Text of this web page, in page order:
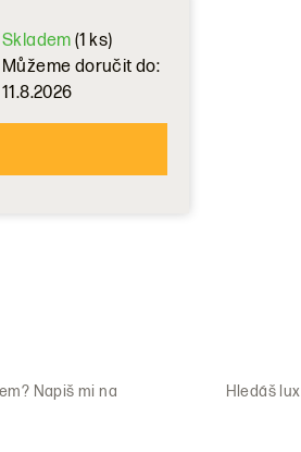
Skladem(1 ks)
Můžeme doručit do:
11.8.2026
Napiš mi na
Hledáš